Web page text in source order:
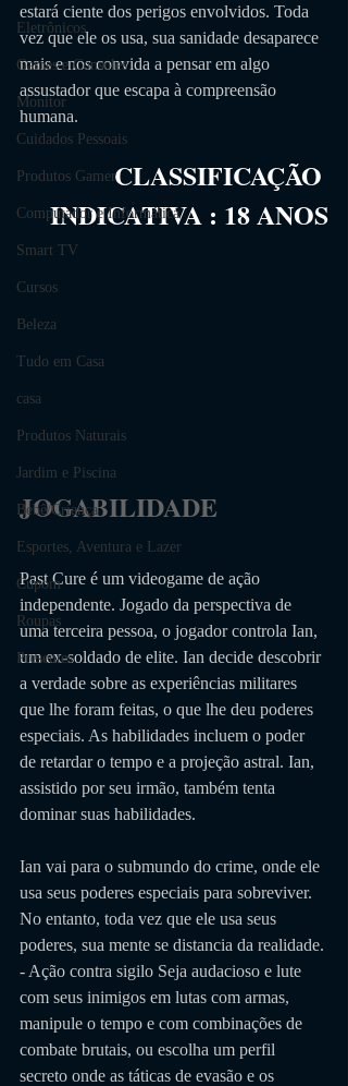
Eletrônicos
Games e Consoles
Monitor
Cuidados Pessoais
Produtos Gamer
Computador e Informática
Smart TV
Cursos
Beleza
Tudo em Casa
casa
Produtos Naturais
Jardim e Piscina
Bebê/Criança
Esportes, Aventura e Lazer
Cupom
Roupas
Presentes
estará ciente dos perigos envolvidos. Toda
vez que ele os usa, sua sanidade desaparece
mais e nos convida a pensar em algo
assustador que escapa à compreensão
humana.
CLASSIFICAÇÃO
INDICATIVA : 18 ANOS
JOGABILIDADE
Past Cure é um videogame de ação
independente. Jogado da perspectiva de
uma terceira pessoa, o jogador controla Ian,
um ex-soldado de elite. Ian decide descobrir
a verdade sobre as experiências militares
que lhe foram feitas, o que lhe deu poderes
especiais. As habilidades incluem o poder
de retardar o tempo e a projeção astral. Ian,
assistido por seu irmão, também tenta
dominar suas habilidades.
Ian vai para o submundo do crime, onde ele
usa seus poderes especiais para sobreviver.
No entanto, toda vez que ele usa seus
poderes, sua mente se distancia da realidade.
- Ação contra sigilo Seja audacioso e lute
com seus inimigos em lutas com armas,
manipule o tempo e com combinações de
combate brutais, ou escolha um perfil
secreto onde as táticas de evasão e os